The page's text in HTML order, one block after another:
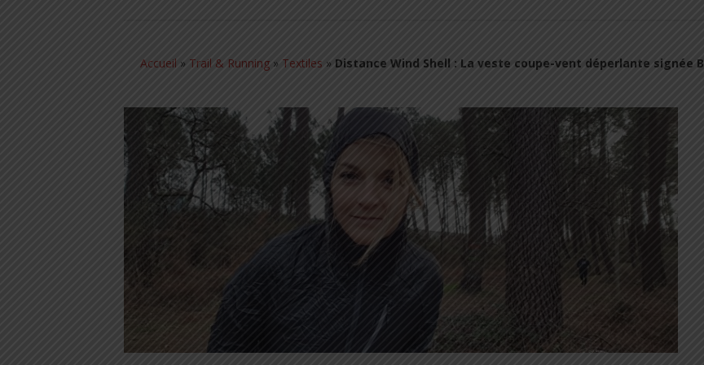
Accueil » Trail & Running » Textiles » Distance Wind Shell : La veste coupe-vent déperlante signée